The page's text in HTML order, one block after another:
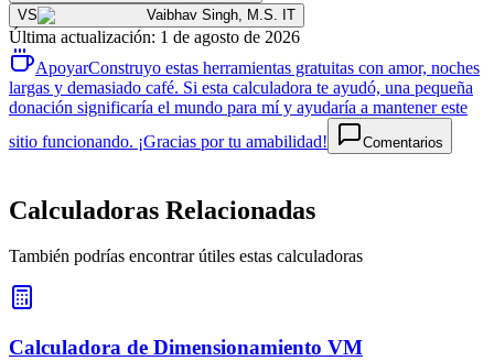
VS
Vaibhav Singh M.S. IT
Última actualización: 1 de agosto de 2026
ApoyarConstruyo estas herramientas gratuitas con amor, noches
largas y demasiado café. Si esta calculadora te ayudó, una pequeña
donación significaría el mundo para mí y ayudaría a mantener este
sitio funcionando. ¡Gracias por tu amabilidad!
Comentarios
Calculadoras Relacionadas
También podrías encontrar útiles estas calculadoras
Calculadora de Dimensionamiento VM